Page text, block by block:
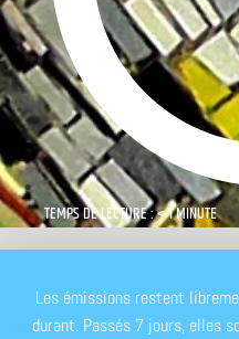
TEMPS DE LECTURE : < 1 MINUTE
Les émissions restent
durant. Passés 7 jours, elles